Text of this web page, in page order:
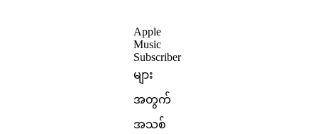
Apple
Music
Subscriber
များ
အတွက်
အသစ်